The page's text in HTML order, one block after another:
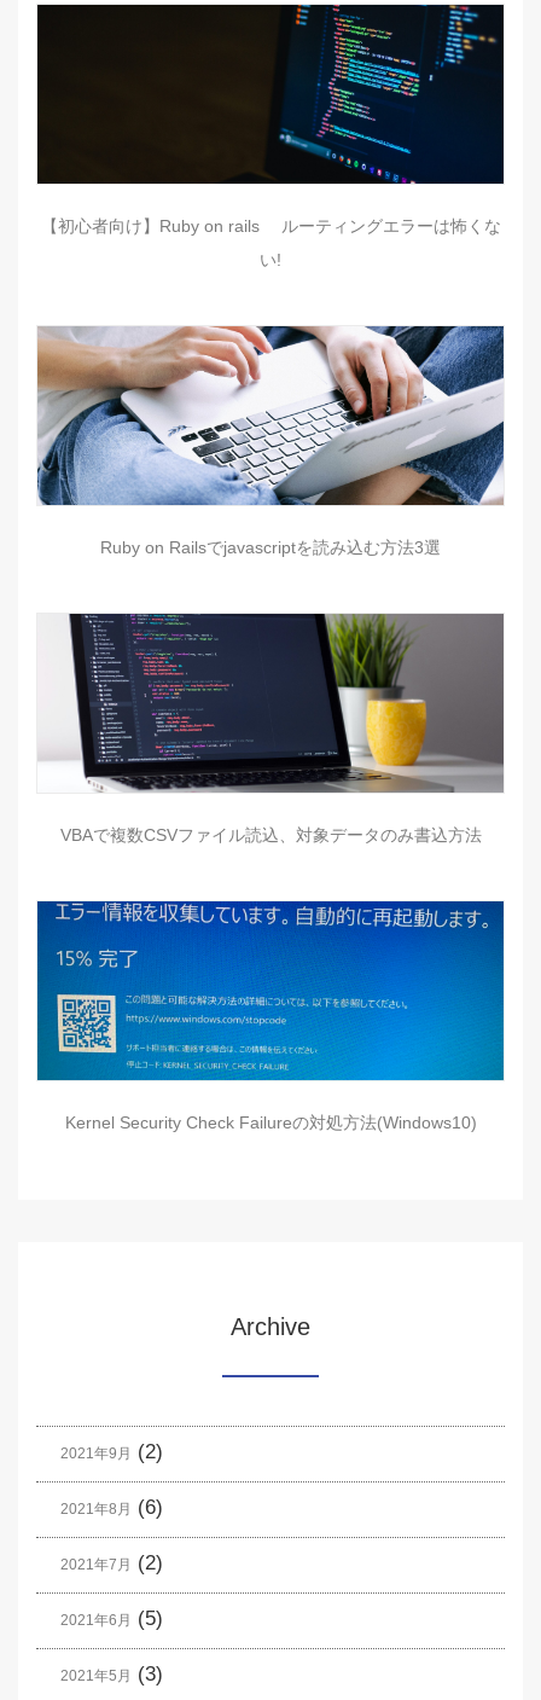
【初心者向け】Ruby on rails ルーティングエラーは怖くな
い!
Ruby on Railsでjavascriptを読み込む方法3選
VBAで複数CSVファイル読込、対象データのみ書込方法
Kernel Security Check Failureの対処方法(Windows10)
Archive
2021年9月 (2)
2021年8月 (6)
2021年7月 (2)
2021年6月 (5)
2021年5月 (3)